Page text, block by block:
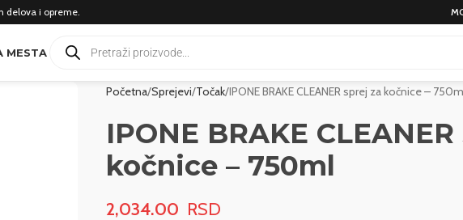
delova i opreme.
MESTA
Početna Sprejevi Točak IPONE BRAKE CLEANER sprej za kočnice –
IPONE BRAKE
kočnice – 750ml
2,034.00